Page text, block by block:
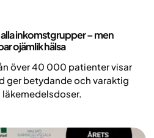
inkomstgrupper – men
ojämlik hälsa
över 40 000 patienter visar
ger betydande och varaktig